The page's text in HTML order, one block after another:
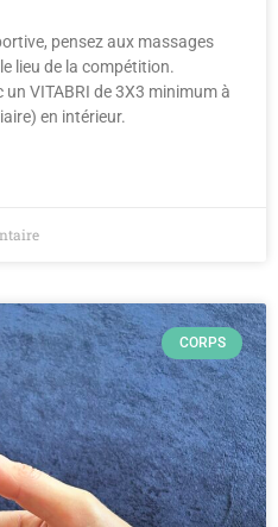
pensez aux massages
lieu de la compétition.
VITABRI de 3X3 minimum à
en intérieur.
CORPS